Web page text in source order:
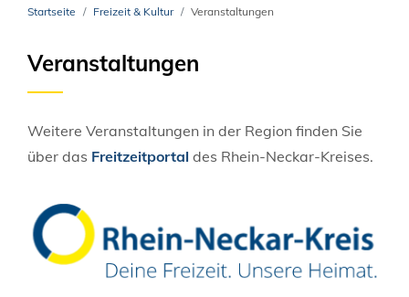
Startseite Freizeit & Kultur Veranstaltungen
Veranstaltungen
Weitere Veranstaltungen in der Region finden Sie
über das Freitzeitportal des Rhein-Neckar-Kreises.